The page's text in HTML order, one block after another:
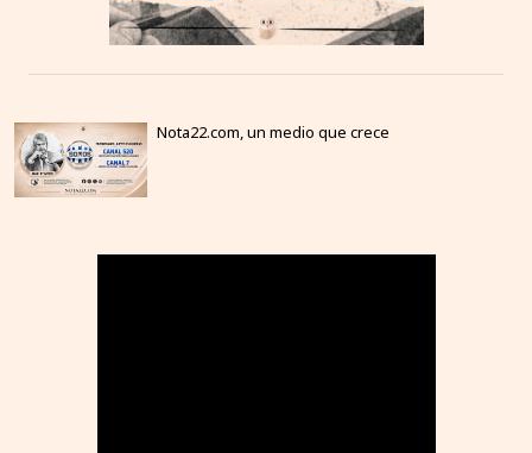
Nota22.com, un medio que crece